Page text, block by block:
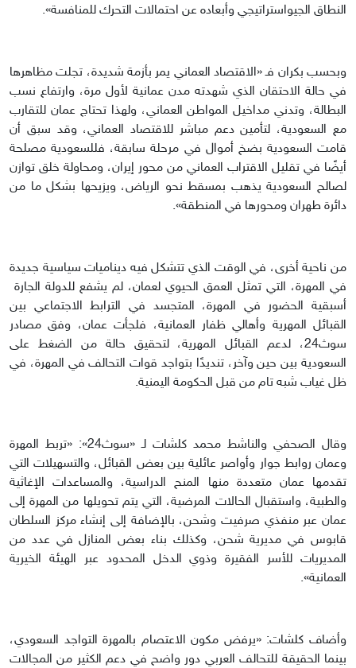
النطاق الجيواستراتيجي وأبعاده عن احتمالات التحرك للمنافسة».
وبحسب بكران فـ «الاقتصاد العماني يمر بأزمة شديدة، تجلت مظاهرها
في حالة الاحتقان الذي شهدته مدن عمانية لأول مرة، وارتفاع نسب
البطالة، وتدني مداخيل المواطن العماني، ولهذا تحتاج عمان للتقارب
مع السعودية، لتأمين دعم مباشر للاقتصاد العماني، وقد سبق أن
قامت السعودية بضخ أموال في مرحلة سابقة، فللسعودية مصلحة
أيضًا في تقليل الاقتراب العماني من محور إيران، ومحاولة خلق توازن
لصالح السعودية يذهب بمسقط نحو الرياض، ويزيحها بشكل ما من
دائرة طهران ومحورها في المنطقة».
من ناحية أخرى، في الوقت الذي تتشكل فيه ديناميات سياسية جديدة
في المهرة، التي تمثل العمق الحيوي لعمان، لم يشفع للدولة الجارة
أسبقية ﺍﻟﺤﻀﻮﺭ في المهرة، المتجسد في الترابط الاجتماعي بين
القبائل المهرية وأهالي ظفار العمانية، فلجأت عمان، وفق مصادر
سوث24، لدعم القبائل المهرية، لتحقيق حالة من الضغط على
السعودية بين حين وآخر، تنديدًا بتواجد قوات التحالف في المهرة، في
ظل غياب شبه تام من قبل الحكومة اليمنية.
وقال الصحفي والناشط محمد كلشات لـ «سوث24»: «تربط المهرة
وعمان روابط جوار وأواصر عائلية بين بعض القبائل، والتسهيلات التي
تقدمها عمان متعددة منها المنح الدراسية، والمساعدات الإغاثية
والطبية، واستقبال الحالات المرضية، التي يتم تحويلها من المهرة إلى
عمان عبر منفذي صرفيت وشحن، بالإضافة إلى إنشاء مركز السلطان
قابوس في مديرية شحن، وكذلك بناء بعض المنازل في عدد من
المديريات للأسر الفقيرة وذوي الدخل المحدود عبر الهيئة الخيرية
العمانية».
وأضاف كلشات: «يرفض مكون الاعتصام بالمهرة التواجد السعودي،
بينما الحقيقة للتحالف العربي دور واضح في دعم الكثير من المجالات